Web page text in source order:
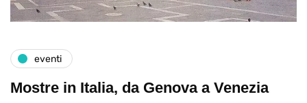
eventi
Mostre in Italia, da Genova a Venezia